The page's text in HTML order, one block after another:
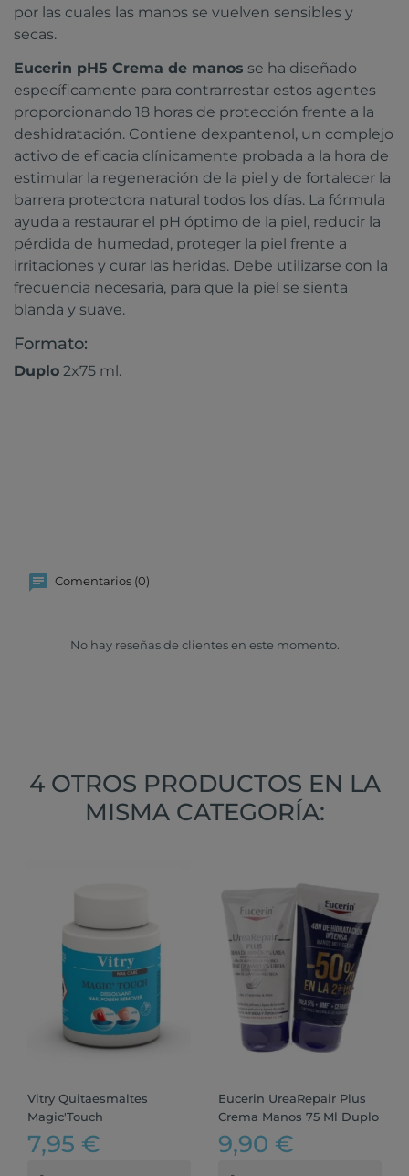
por las cuales las manos se vuelven sensibles y
secas.
Eucerin pH5 Crema de manos se ha diseñado
específicamente para contrarrestar estos agentes
proporcionando 18 horas de protección frente a la
deshidratación. Contiene dexpantenol, un complejo
activo de eficacia clínicamente probada a la hora de
estimular la regeneración de la piel y de fortalecer la
barrera protectora natural todos los días. La fórmula
ayuda a restaurar el pH óptimo de la piel, reducir la
pérdida de humedad, proteger la piel frente a
irritaciones y curar las heridas. Debe utilizarse con la
frecuencia necesaria, para que la piel se sienta
blanda y suave.
Formato:
Duplo 2x75 ml.
Comentarios (0)
No hay reseñas de clientes en este momento.
4 OTROS PRODUCTOS EN LA
MISMA CATEGORÍA:
Vitry Quitaesmaltes
Magic'Touch
7,95 €
Eucerin UreaRepair Plus
Crema Manos 75 Ml Duplo
9,90 €